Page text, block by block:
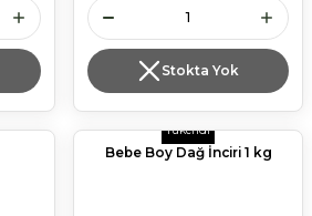
Stokta Yok
Tükendi
Bebe Boy Dağ İnciri 1 kg